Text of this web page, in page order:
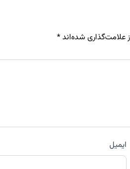
علامت‌گذاری شده‌اند*
ایمیل